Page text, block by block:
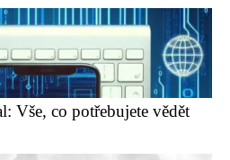
Vše, co potřebujete vědět